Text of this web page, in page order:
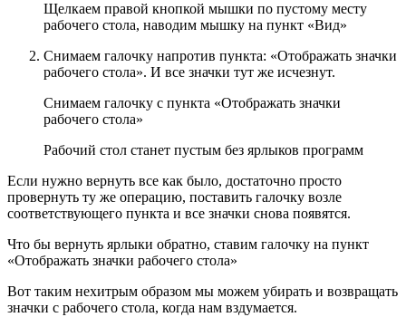
Щелкаем правой кнопкой мышки по пустому месту
рабочего стола, наводим мышку на пункт «Вид»
Снимаем галочку напротив пункта: «Отображать значки
рабочего стола». И все значки тут же исчезнут.
Снимаем галочку с пункта «Отображать значки
рабочего стола»
Рабочий стол станет пустым без ярлыков программ
Если нужно вернуть все как было, достаточно просто
провернуть ту же операцию, поставить галочку возле
соответствующего пункта и все значки снова появятся.
Что бы вернуть ярлыки обратно, ставим галочку на пункт
«Отображать значки рабочего стола»
Вот таким нехитрым образом мы можем убирать и возвращать
значки с рабочего стола, когда нам вздумается.